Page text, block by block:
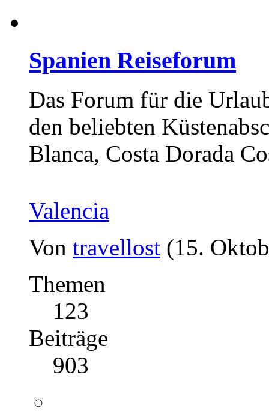
Spanien Reiseforum
Das Forum für die
den beliebten
Blanca, Costa Dorada
Valencia
Von travellost (15.
Themen
123
Beiträge
903